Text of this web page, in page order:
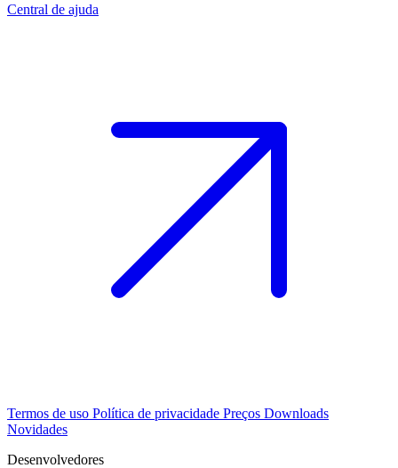
Central de ajuda
Termos de uso Política de privacidade Preços Downloads
Novidades
Desenvolvedores